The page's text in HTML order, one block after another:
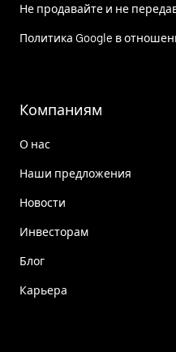
Не продавайте и не
Политика Google в
Компаниям
О нас
Наши предложения
Новости
Инвесторам
Блог
Карьера